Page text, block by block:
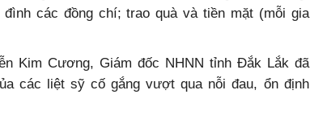
các đồng chí; trao quà và tiền mặt (mỗi gia
Kim Cương, Giám đốc NHNN tỉnh Đắk Lắk đã
các liệt sỹ cố gắng vượt qua nỗi đau, ổn định